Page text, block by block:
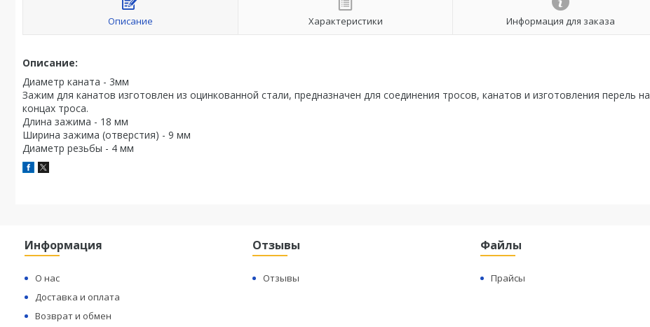
Описание Характеристики Информация для заказа
Описание:
Диаметр каната - 3мм
Зажим для канатов изготовлен из оцинкованной стали, предназначен для соединения тросов, канатов и изготовления перель на
концах троса.
Длина зажима - 18 мм
Ширина зажима (отверстия) - 9 мм
Диаметр резьбы - 4 мм
Информация
О нас
Доставка и оплата
Возврат и обмен
Отзывы
Отзывы
Файлы
Прайсы